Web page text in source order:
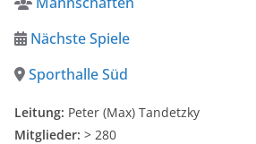
Nächste Spiele
Sporthalle Süd
Leitung: Peter (Max) Tandetzky
Mitglieder: > 280